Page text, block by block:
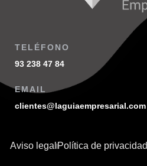
TELÉFONO
93 238 47 84
EMAIL
clientes@laguiaempresarial.com
Aviso legal Política de privacidad